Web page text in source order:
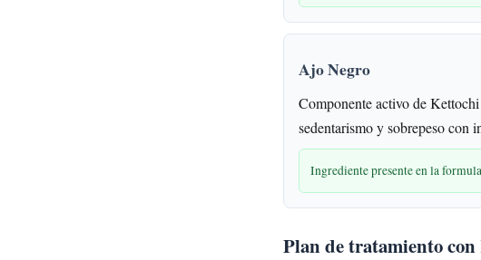
Ajo Negro
Componente activo de
sedentarismo y sobrepeso con
Ingrediente presente en la
Plan de tratamiento